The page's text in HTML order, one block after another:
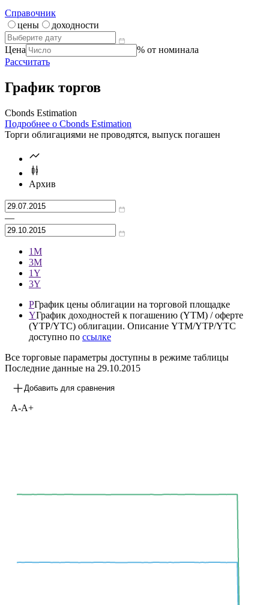
Справочник
цены
доходности
Цена
% от номинала
Рассчитать
График торгов
Cbonds Estimation
Подробнее о Cbonds Estimation
Торги облигациями не проводятся, выпуск погашен
Архив
—
1М
3М
1Y
3Y
PГрафик цены облигации на торговой площадке
YГрафик доходностей к погашению (YTM) / оферте
(YTP/YTC) облигации. Описание YTM/YTP/YTC
доступно по ссылке
Все торговые параметры доступны в режиме таблицы
Последние данные на 29.10.2015
Добавить для сравнения